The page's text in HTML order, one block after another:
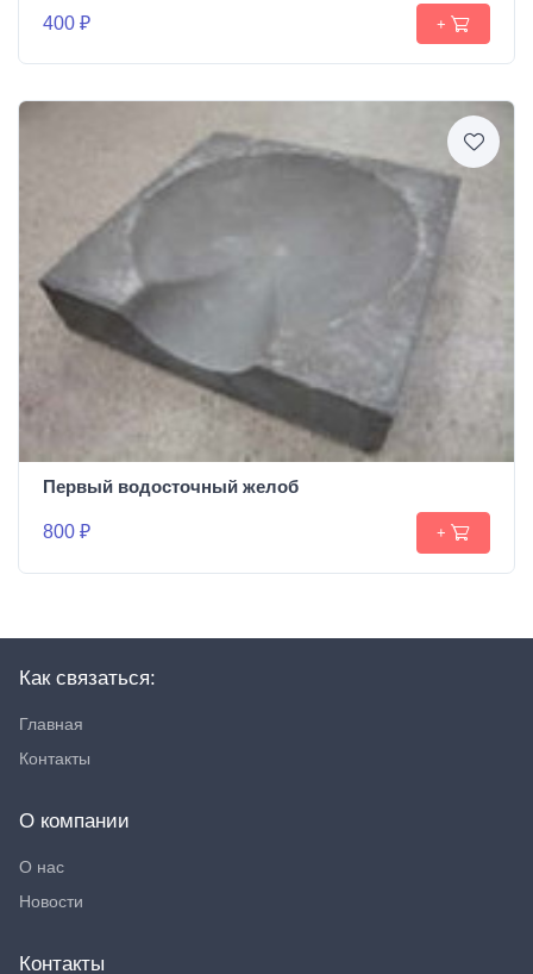
400 ₽ +
Первый водосточный желоб
800 ₽ +
Как связаться:
Главная
Контакты
О компании
О нас
Новости
Контакты